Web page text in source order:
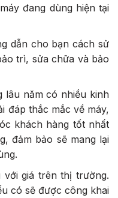
đang dùng hiện tại
dẫn cho bạn cách sử
trì, sửa chữa và bảo
lâu năm có nhiều kinh
đáp thắc mắc về máy,
khách hàng tốt nhất
đảm bảo sẽ mang lại
với giá trên thị trường.
có sẽ được công khai